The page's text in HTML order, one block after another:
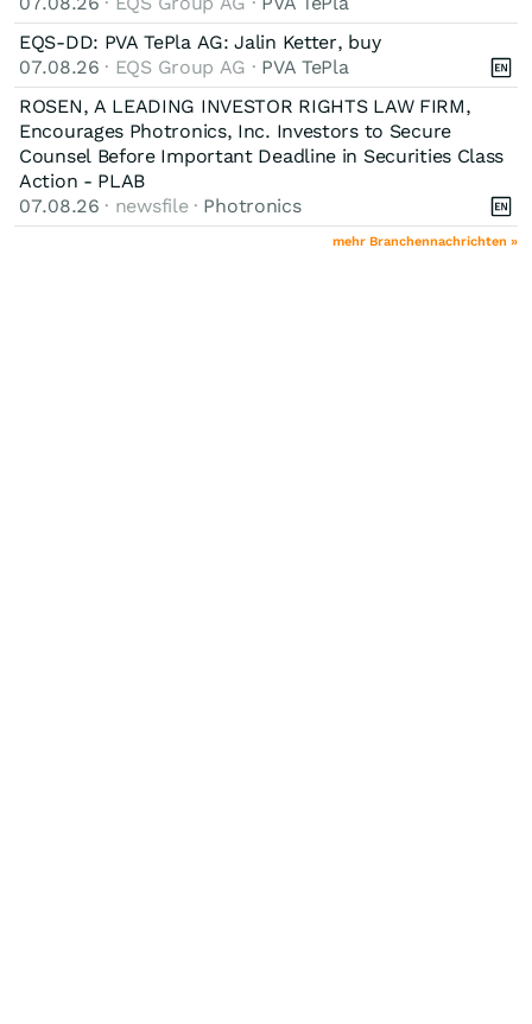
EQS-DD: PVA TePla AG: Jalin Ketter, buy
07.08.26 · EQS Group AG · PVA TePla
ROSEN, A LEADING INVESTOR RIGHTS LAW FIRM,
Encourages Photronics, Inc. Investors to Secure
Counsel Before Important Deadline in Securities Class
Action - PLAB
07.08.26 · newsfile · Photronics
mehr Branchennachrichten »